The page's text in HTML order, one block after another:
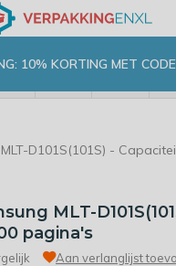
10% KORTING MET
D101S(101S) -
MLT-
pagina's
Aan verlanglijst